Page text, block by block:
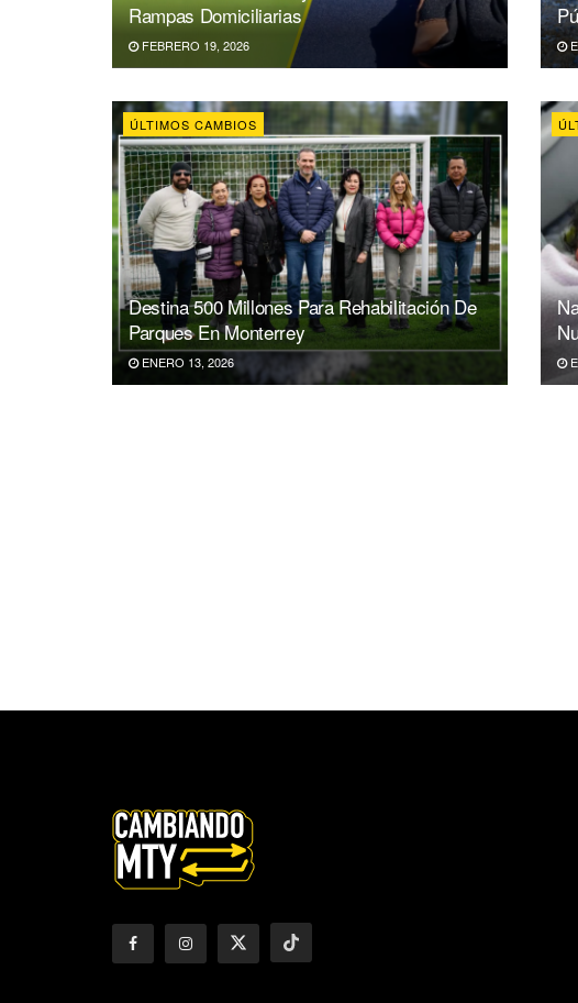
Rampas Domiciliarias
FEBRERO 19, 2026
ÚLTIMOS CAMBIOS
Destina 500 Millones Para Rehabilitación De
Parques En Monterrey
ENERO 13, 2026